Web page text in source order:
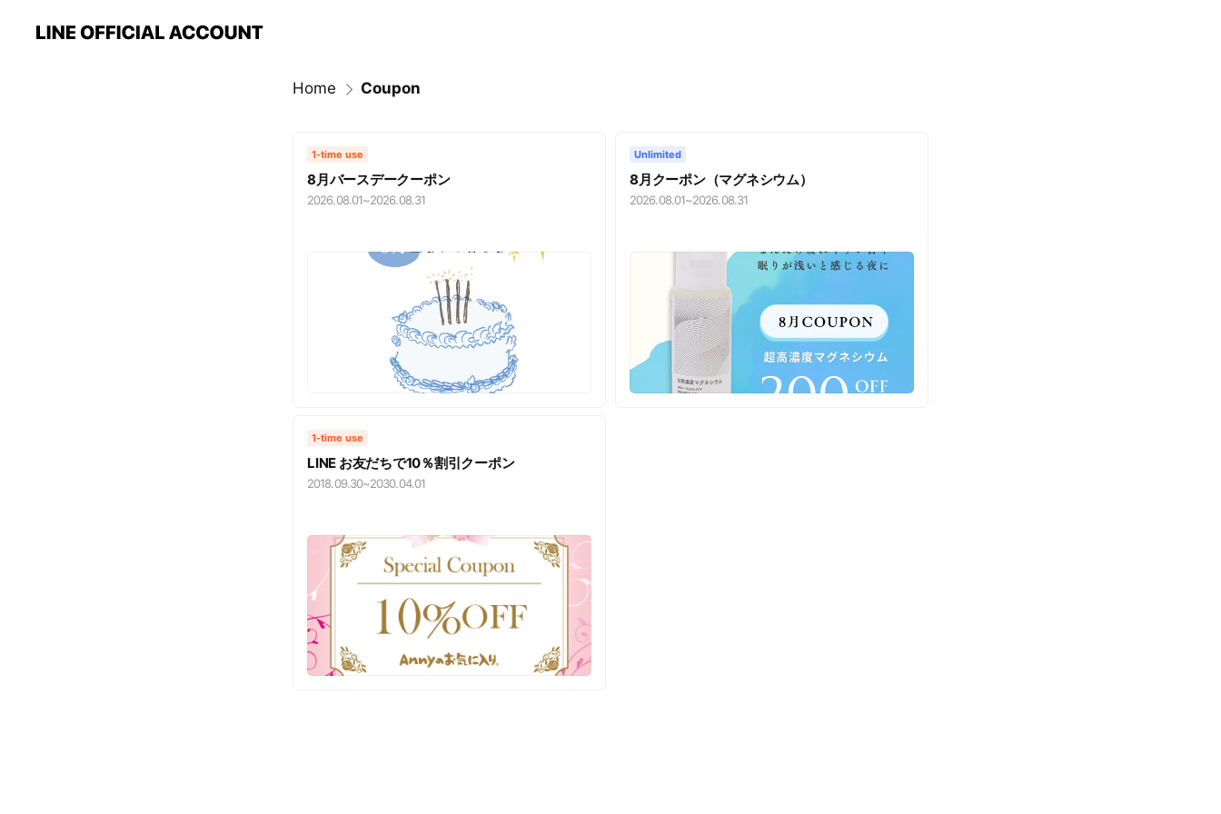
Home Coupon
1-time use
8月バースデークーポン
2026.08.01~2026.08.31
Unlimited
8月クーポン（マグネシウム）
2026.08.01~2026.08.31
1-time use
LINE お友だちで10％割引クーポン
2018.09.30~2030.04.01